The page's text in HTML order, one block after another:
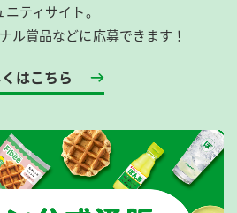
ニティサイト。
ル賞品などに応募できます！
はこちら